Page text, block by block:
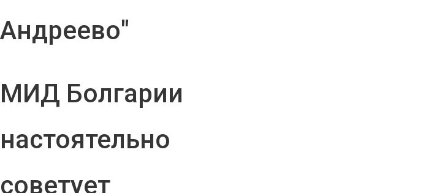
Андреево"
МИД Болгарии
настоятельно
советует